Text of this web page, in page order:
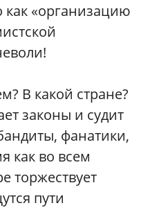
как «организацию
В какой стране?
законы и судит
фанатики,
как во всем
торжествует
пути